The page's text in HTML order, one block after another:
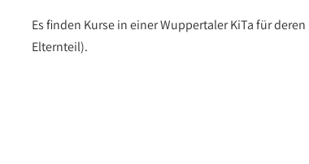
Es finden Kurse in einer Wuppertaler KiTa für
Elternteil).